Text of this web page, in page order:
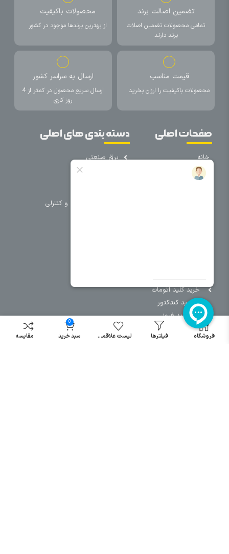
تضمین اصالت برند
تمامی محصولات تضمین اصلات
برند دارند
محصولات باکیفیت
از بهترین برندها موجود در کشور
قیمت مناسب
محصولات باکیفیت را ارزان بخرید
ارسال به سراسر کشور
ارسال سریع محصول در کمتر از 4
روز کاری
صفحات اصلی
خانه
درباره ما
دسته بندی های اصلی
برق صنعتی
تجهیزات حفاظتی و کنترلی
خرید کلید اتومات
خرید کنتاکتور
خرید فیوز
مینیاتوری
خرید میکرو
فروشگاه فیلترها لیست علاقمندی
0
سبد خرید مقایسه